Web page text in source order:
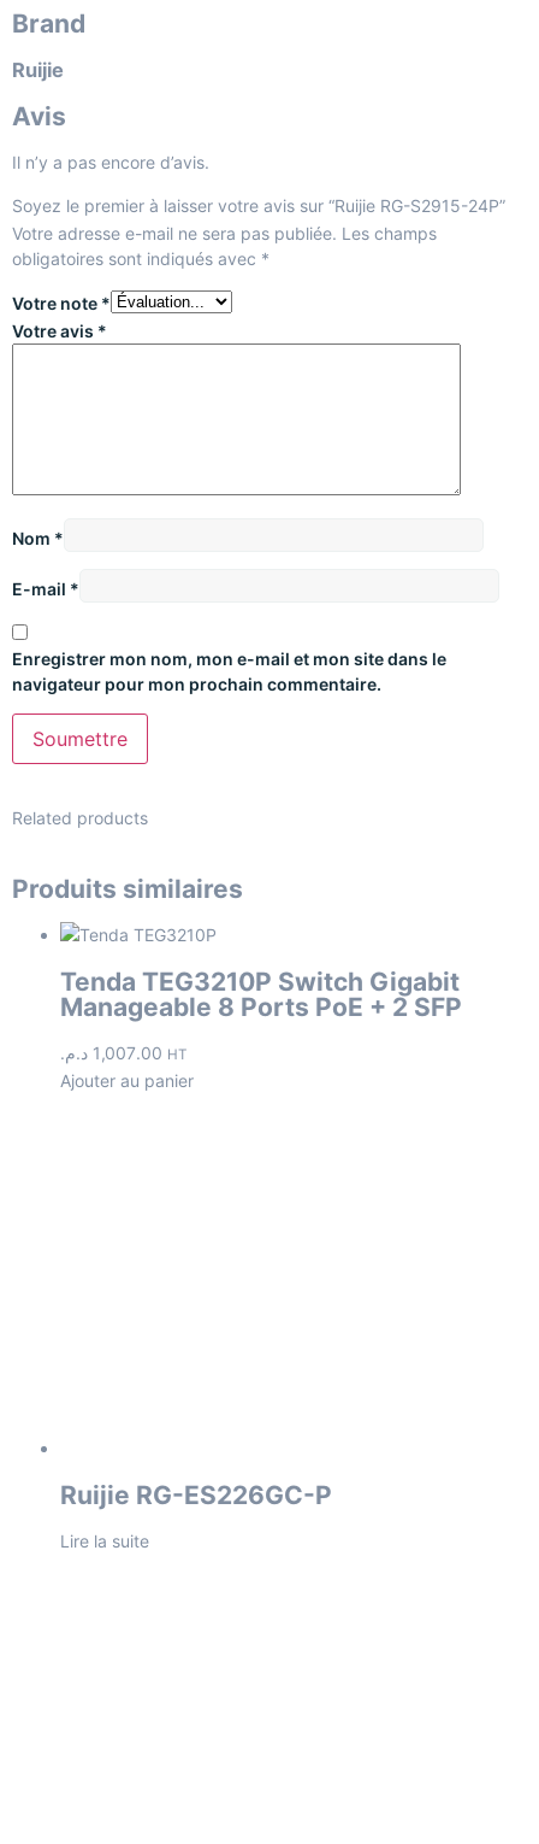
Brand
Ruijie
Avis
Il n’y a pas encore d’avis.
Soyez le premier à laisser votre avis sur “Ruijie RG-S2915-24P”
Votre adresse e-mail ne sera pas publiée. Les champs
obligatoires sont indiqués avec *
Votre note *
Votre avis *
Nom *
E-mail *
Enregistrer mon nom, mon e-mail et mon site dans le
navigateur pour mon prochain commentaire.
Related products
Produits similaires
Tenda TEG3210P Switch Gigabit
Manageable 8 Ports PoE + 2 SFP
1,007.00 د.م. HT
Ajouter au panier
Ruijie RG-ES226GC-P
Lire la suite